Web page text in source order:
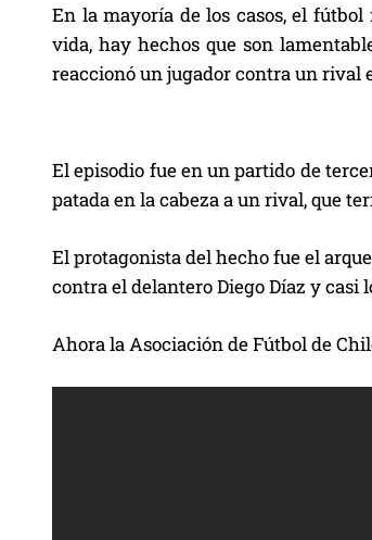
En la mayoría de los casos, el
vida, hay hechos que son
reaccionó un jugador contra un rival
El episodio fue en un partido de
patada en la cabeza a un rival, que
El protagonista del hecho fue el
contra el delantero Diego Díaz y casi
Ahora la Asociación de Fútbol de